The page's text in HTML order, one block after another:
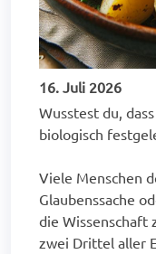
16. Juli 2026
Wusstest du,
biologisch
Viele Menschen
Glaubenssache
die Wissenschaft
zwei Drittel aller